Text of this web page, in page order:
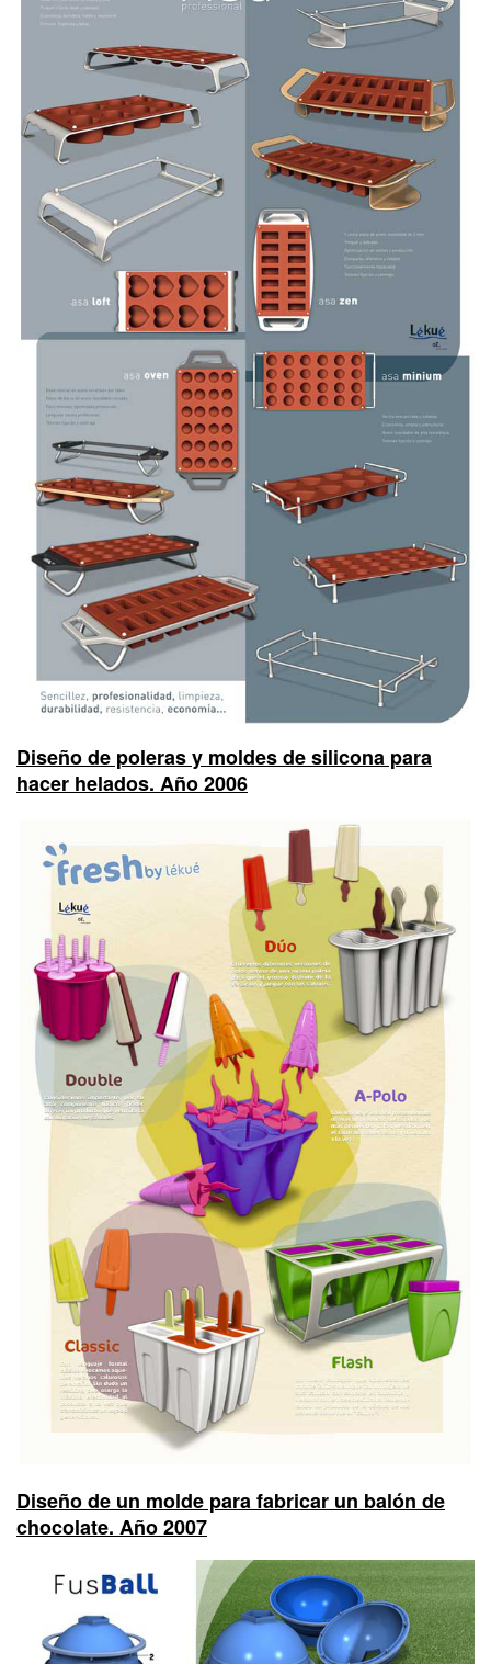
Diseño de poleras y moldes de silicona para
hacer helados. Año 2006
Diseño de un molde para fabricar un balón de
chocolate. Año 2007